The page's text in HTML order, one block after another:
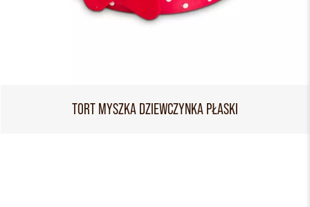
TORT MYSZKA DZIEWCZYNKA PŁASKI